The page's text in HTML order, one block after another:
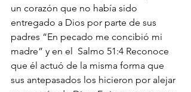
un corazón que no había sido
entregado a Dios por parte de sus
padres “En pecado me concibió mi
madre” y en el  Salmo 51:4 Reconoce
que él actuó de la misma forma que
sus antepasados los hicieron por alejar